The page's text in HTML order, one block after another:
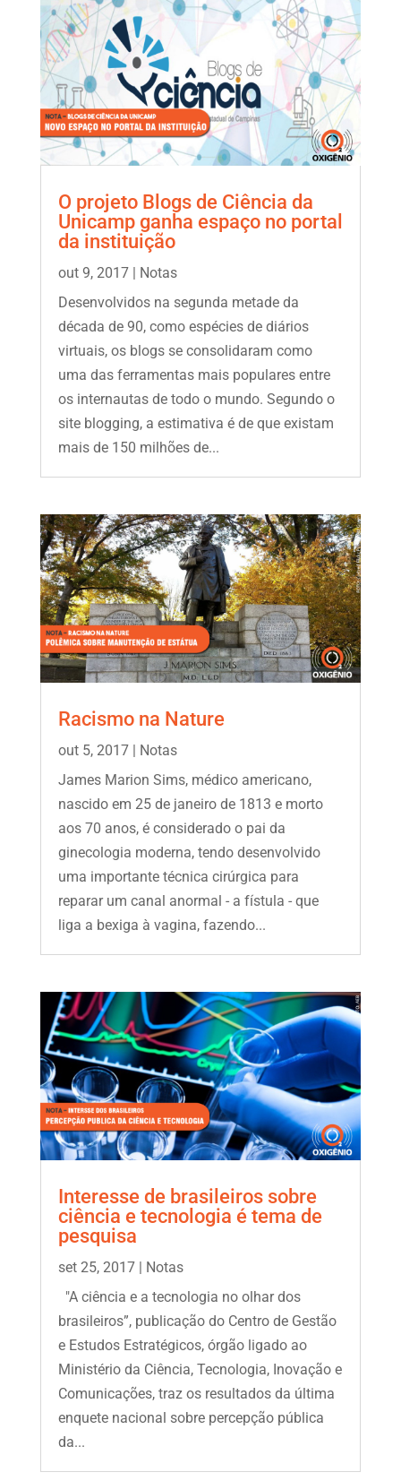
O projeto Blogs de Ciência da
Unicamp ganha espaço no portal
da instituição
out 9, 2017|
Notas
Desenvolvidos na segunda metade da
década de 90, como espécies de diários
virtuais, os blogs se consolidaram como
uma das ferramentas mais populares entre
os internautas de todo o mundo. Segundo o
site blogging, a estimativa é de que existam
mais de 150 milhões de...
Racismo na Nature
out 5, 2017| Notas
James Marion Sims, médico americano,
nascido em 25 de janeiro de 1813 e morto
aos 70 anos, é considerado o pai da
ginecologia moderna, tendo desenvolvido
uma importante técnica cirúrgica para
reparar um canal anormal - a fístula - que
liga a bexiga à vagina, fazendo...
Interesse de brasileiros sobre
ciência e tecnologia é tema de
pesquisa
set 25, 2017| Notas
"A ciência e a tecnologia no olhar dos
brasileiros”, publicação do Centro de Gestão
e Estudos Estratégicos, órgão ligado ao
Ministério da Ciência, Tecnologia, Inovação e
Comunicações, traz os resultados da última
enquete nacional sobre percepção pública
da...